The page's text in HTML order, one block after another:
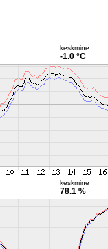
keskmine
-1.0 °C
keskmine
78.1 %